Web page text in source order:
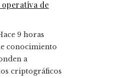
de
9 horas
conocimiento
a
criptográficos